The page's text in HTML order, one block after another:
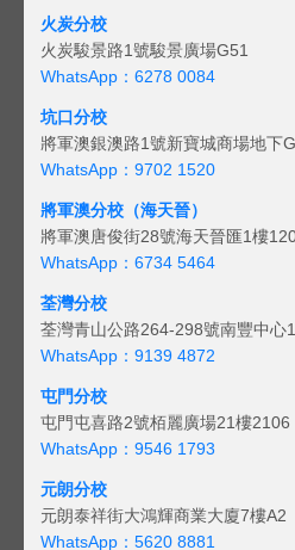
火炭分校
火炭駿景路1號駿景廣場G51
WhatsApp：6278 0084
坑口分校
將軍澳銀澳路1號新寶城商場地下
WhatsApp：9702 1520
將軍澳分校（海天晉）
將軍澳唐俊街28號海天晉匯1樓
WhatsApp：6734 5464
荃灣分校
荃灣青山公路264-298號南豐中心
WhatsApp：9139 4872
屯門分校
屯門屯喜路2號栢麗廣場21樓2106
WhatsApp：9546 1793
元朗分校
元朗泰祥街大鴻輝商業大廈7樓A2
WhatsApp：5620 8881